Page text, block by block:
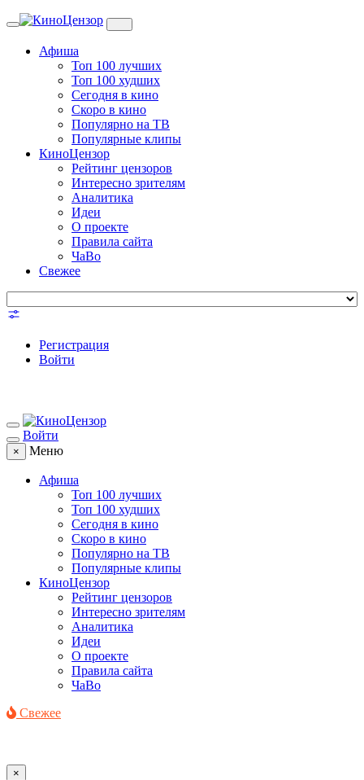
Toggle
Афиша
Топ 100 лучших
Топ 100 худших
Сегодня в кино
Скоро в кино
Популярно на ТВ
Популярные клипы
КиноЦензор
Рейтинг цензоров
Интересно зрителям
Аналитика
Идеи
О проекте
Правила сайта
ЧаВо
Свежее
Регистрация
Войти
Войти
× Меню
Афиша
Топ 100 лучших
Топ 100 худших
Сегодня в кино
Скоро в кино
Популярно на ТВ
Популярные клипы
КиноЦензор
Рейтинг цензоров
Интересно зрителям
Аналитика
Идеи
О проекте
Правила сайта
ЧаВо
Свежее
×